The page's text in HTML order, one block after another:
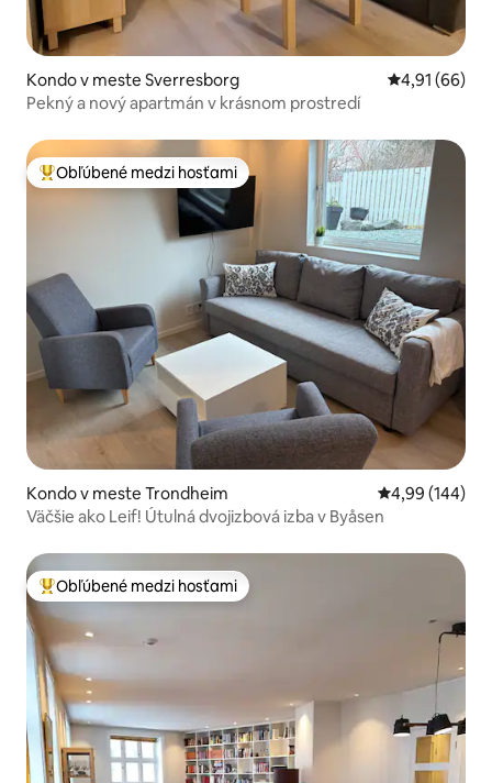
Kondo v meste Sverresborg Priemerné
4,91 (66)
Pekný a nový apartmán v krásnom prostredí
Najobľúbenejšie medzi hosťami
Obľúbené medzi hosťami
Kondo v meste Trondheim Priemerné
4,99 (144)
Väčšie ako Leif! Útulná dvojizbová izba v Byåsen
Najobľúbenejšie medzi hosťami
Obľúbené medzi hosťami